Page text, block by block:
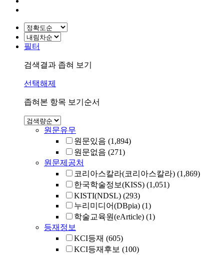
필터
검색결과 좁혀 보기
선택해제
좁혀본 항목 보기순서
원문유무
원문있음 (1,894)
원문없음 (271)
원문제공처
코리아스칼라(코리아스칼라) (1,869)
한국학술정보(KISS) (1,051)
KISTI(NDSL) (293)
누리미디어(DBpia) (1)
학술교육원(eArticle) (1)
등재정보
KCI등재 (605)
KCI등재후보 (100)